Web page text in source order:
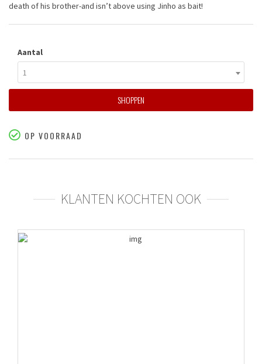
death of his brother-and isn’t above using Jinho as bait!
Aantal
1
SHOPPEN
OP VOORRAAD
KLANTEN KOCHTEN OOK